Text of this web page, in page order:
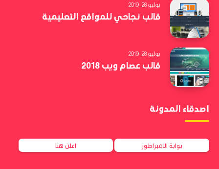
يوليو 28, 2019
قالب نجاحي للمواقع التعليمية
يوليو 28, 2019
قالب عصام ويب 2018
اصدقاء المدونة
بوابة الامبراطور اعلن هنا